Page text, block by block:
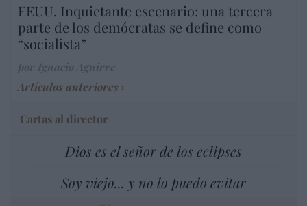
EEUU. Inquietante escenario: una tercera
parte de los demócratas se define como
“socialista”
Artículos anteriores
Cartas al director
Dios es el señor de los eclipses
Soy viejo... y no lo puedo evitar